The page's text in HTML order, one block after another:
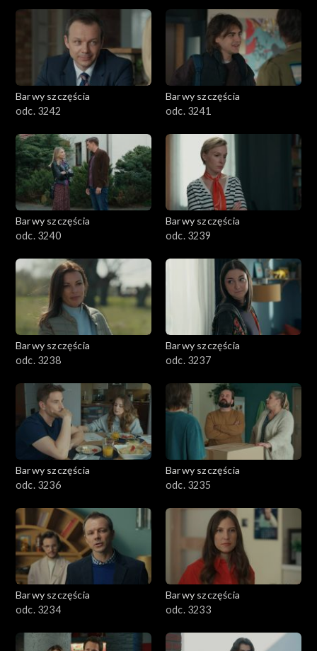
Barwy szczęścia
odc. 3242
Barwy szczęścia
odc. 3241
Barwy szczęścia
odc. 3240
Barwy szczęścia
odc. 3239
Barwy szczęścia
odc. 3238
Barwy szczęścia
odc. 3237
Barwy szczęścia
odc. 3236
Barwy szczęścia
odc. 3235
Barwy szczęścia
odc. 3234
Barwy szczęścia
odc. 3233